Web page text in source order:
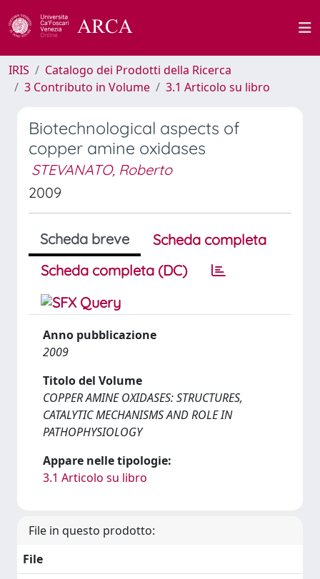
IRIS
Catalogo dei Prodotti della Ricerca
3 Contributo in Volume
3.1 Articolo su libro
Biotechnological aspects of
copper amine oxidases
STEVANATO, Roberto
2009
Scheda breve
Scheda completa
Scheda completa (DC)
Anno pubblicazione
2009
Titolo del Volume
COPPER AMINE OXIDASES: STRUCTURES,
CATALYTIC MECHANISMS AND ROLE IN
PATHOPHYSIOLOGY
Appare nelle tipologie:
3.1 Articolo su libro
File in questo prodotto:
File